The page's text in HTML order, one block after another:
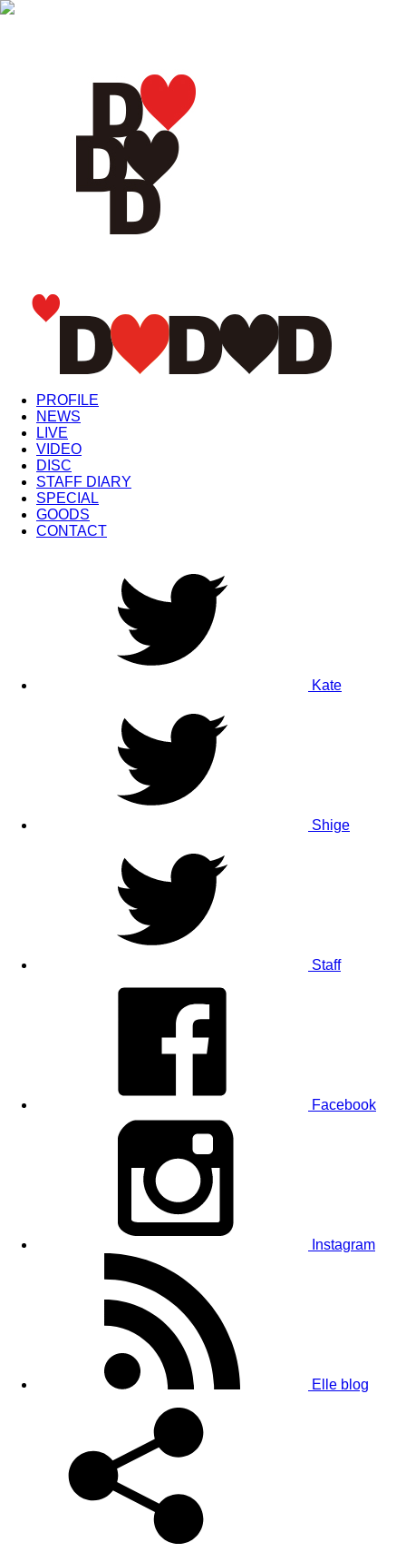
PROFILE
NEWS
LIVE
VIDEO
DISC
STAFF DIARY
SPECIAL
GOODS
CONTACT
Kate
Shige
Staff
Facebook
Instagram
Elle blog